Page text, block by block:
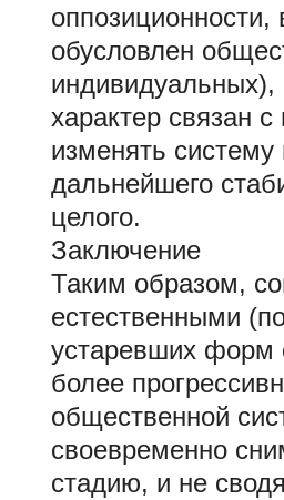
обусловлен
характер связан
изменять
дальнейшего
целого.
Заключение
Таким образом,
естественными
устаревших форм
более
общественной
своевременно
стадию, и не